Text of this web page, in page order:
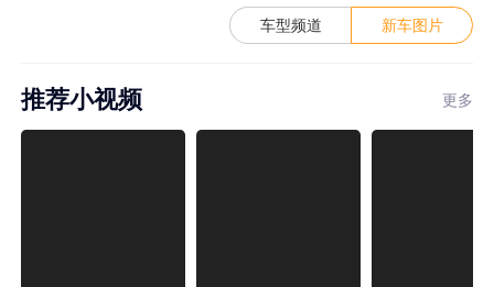
车型频道 新车图片
推荐小视频 更多